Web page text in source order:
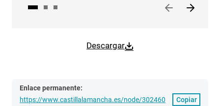
Descargar
Enlace permanente:
https://www.castillalamancha.es/node/302460
Copiar